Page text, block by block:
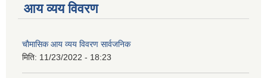
आय व्यय विवरण
चाैमासिक आय व्यय विवरण सार्वजनिक
मिति: 11/23/2022 - 18:23